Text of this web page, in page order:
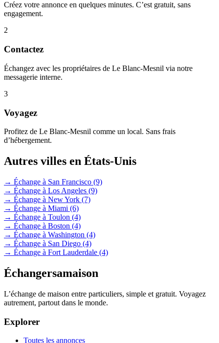
Créez votre annonce en quelques minutes. C’est gratuit, sans
engagement.
2
Contactez
Échangez avec les propriétaires de Le Blanc-Mesnil via notre
messagerie interne.
3
Voyagez
Profitez de Le Blanc-Mesnil comme un local. Sans frais
d’hébergement.
Autres villes en États-Unis
→ Échange à San Francisco (9)
→ Échange à Los Angeles (9)
→ Échange à New York (7)
→ Échange à Miami (6)
→ Échange à Toulon (4)
→ Échange à Boston (4)
→ Échange à Washington (4)
→ Échange à San Diego (4)
→ Échange à Fort Lauderdale (4)
Échangersamaison
L’échange de maison entre particuliers, simple et gratuit. Voyagez
autrement, partout dans le monde.
Explorer
Toutes les annonces